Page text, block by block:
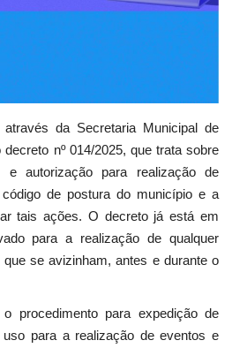
da Secretaria Municipal de
nº 014/2025, que trata sobre
autorização para realização de
de postura do município e a
tais ações. O decreto já está em
para a realização de qualquer
se avizinham, antes e durante o
procedimento para expedição de
para a realização de eventos e